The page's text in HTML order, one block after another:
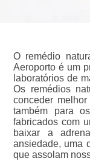
O remédio
Aeroporto é um
laboratórios de
Os remédios
conceder
também para
fabricados com
baixar a
ansiedade, uma
que assolam